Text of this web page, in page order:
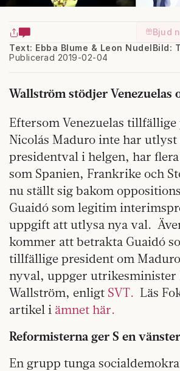
Bjud
Text: Ebba Blume & Leon Nudel
Publicerad 2019-02-04
Bild:
Wallström stödjer Venezuelas
Eftersom Venezuelas
Nicolás Maduro inte har
presidentval i helgen, har
som Spanien, Frankrike och
nu ställt sig bakom
Guaidó som legitim
uppgift att utlysa nya val.
kommer att betrakta Guaidó
tillfällige president om
nyval, uppger utrikesminister
Wallström, enligt SVT. Läs
artikel i ämnet här.
Reformisterna ger S en
En grupp tunga